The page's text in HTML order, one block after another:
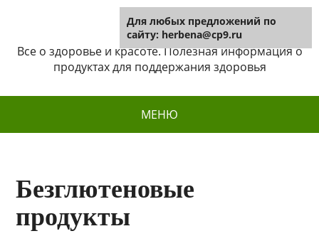
Herbena
Все о здоровье и красоте. Полезная информация о
продуктах для поддержания здоровья
МЕНЮ
Безглютеновые
продукты
Для любых предложений по
сайту: herbena@cp9.ru